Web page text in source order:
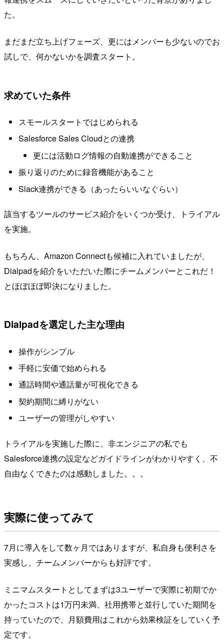
た。
まだまだ立ち上げフェーズ、更にはメンバーも少ないのでお
試しで、何かないかを調査スタート。
求めていた条件
スモールスタートではじめられる
Salesforce Sales Cloudとの連携
更には活動ログ情報の自動連携ができること
振り返りのために録音機能があること
Slack連携ができる（あったらいいなぐらい）
該当するツールのサービス紹介をいくつか受け、トライアル
を実施。
もちろん、Amazon Connectも候補に入れていましたが、
Dialpadを紹介をいただいた際にチームメンバーとこれだ！
とほぼほぼ即決になりました。
Dialpadを選定した主な理由
操作がシンプル
手軽に安価で始められる
通話時間や通話量が可視化できる
契約期間に縛りがない
ユーザーの管理がしやすい
トライアルを実施した際に、非エンジニアの私でも
Salesforce連携の設定などガイドラインがわかりやすく、不
自由なくできたのは感動しました。。。
実際に使ってみて
7月に導入をして数ヶ月ではありますが、私自身も便利さを
実感し、チームメンバーからも好評です。
ミニマムスタートとしてまずは3ユーザーで実際に初期でか
かったコストは1万円未満、社用携帯と並行していた期間を
持っていたので、月額費用はこれから効果検証をしていく予
定です。